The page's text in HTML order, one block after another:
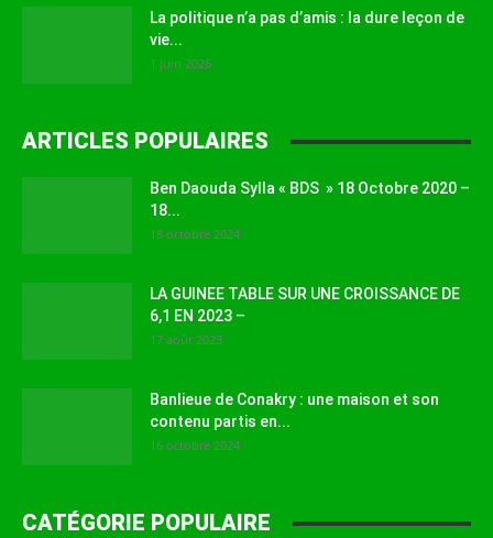
La politique n’a pas d’amis : la dure leçon de
vie...
1 juin 2026
ARTICLES POPULAIRES
Ben Daouda Sylla « BDS » 18 Octobre 2020 –
18...
18 octobre 2024
LA GUINEE TABLE SUR UNE CROISSANCE DE
6,1 EN 2023 –
17 août 2023
Banlieue de Conakry : une maison et son
contenu partis en...
16 octobre 2024
CATÉGORIE POPULAIRE